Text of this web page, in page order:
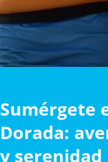
Sumérgete
Dorada:
y serenidad